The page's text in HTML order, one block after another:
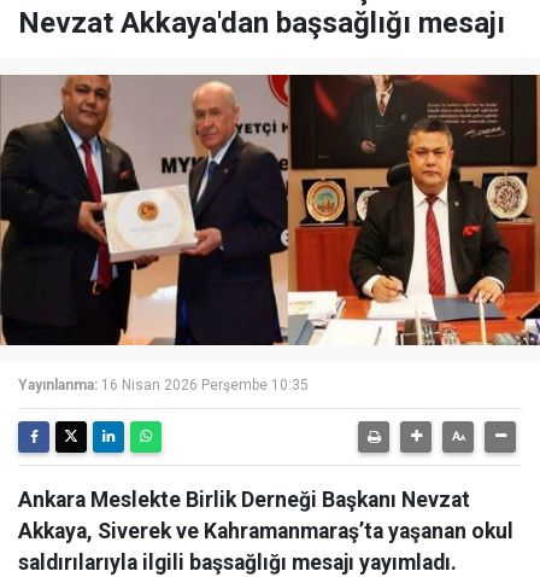
Nevzat Akkaya'dan başsağlığı mesajı
Yayınlanma: 16 Nisan 2026 Perşembe 10:35
Ankara Meslekte Birlik Derneği Başkanı Nevzat
Akkaya, Siverek ve Kahramanmaraş’ta yaşanan okul
saldırılarıyla ilgili başsağlığı mesajı yayımladı.